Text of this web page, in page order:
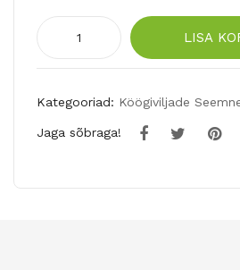
LEMON
25tk
LISA
Kategooriad: Köögiviljade
Jaga sõbraga!